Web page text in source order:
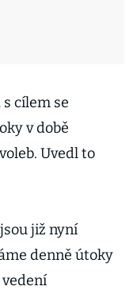
cílem se
v době
Uvedl to
již nyní
denně útoky